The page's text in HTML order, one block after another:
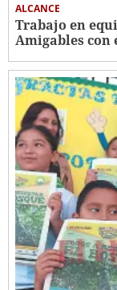
ALCANCE
Trabajo en
Amigables con